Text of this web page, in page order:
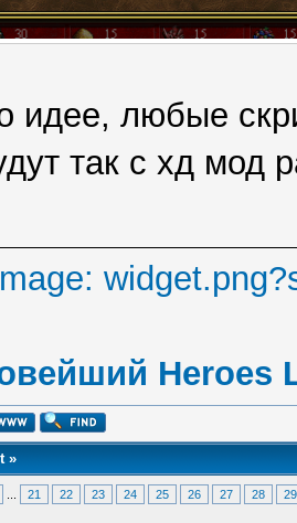
идее, любые
так с хд мод
Heroes
»
21 22 23 24 25 26 27 28 29